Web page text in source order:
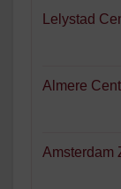
Lelystad
Almere
Amsterdam